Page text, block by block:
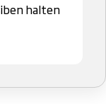
halten